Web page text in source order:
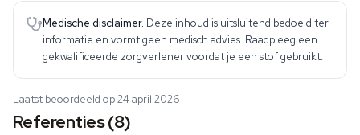
Medische disclaimer. Deze inhoud is uitsluitend bedoeld ter
informatie en vormt geen medisch advies. Raadpleeg een
gekwalificeerde zorgverlener voordat je een stof gebruikt.
Laatst beoordeeld op 24 april 2026
Referenties (8)